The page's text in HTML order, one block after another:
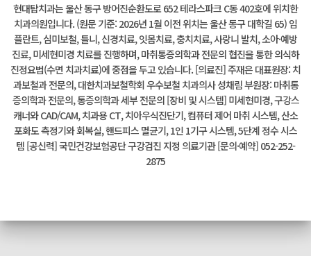
현대탑치과는 울산 동구 방어진순환도로 652 테라스파크 C동 402호에 위치한
치과의원입니다. (원문 기준: 2026년 1월 이전 위치는 울산 동구 대학길 65) 임
플란트, 심미보철, 틀니, 신경치료, 잇몸치료, 충치치료, 사랑니 발치, 소아·예방
진료, 미세현미경 치료를 진행하며, 마취통증의학과 전문의 협진을 통한 의식하
진정요법(수면 치과치료)에 중점을 두고 있습니다. [의료진] 주재은 대표원장: 치
과보철과 전문의, 대한치과보철학회 우수보철 치과의사 성채림 부원장: 마취통
증의학과 전문의, 통증의학과 세부 전문의 [장비 및 시스템] 미세현미경, 구강스
캐너와 CAD/CAM, 치과용 CT, 치아우식진단기, 컴퓨터 제어 마취 시스템, 산소
포화도 측정기와 회복실, 핸드피스 멸균기, 1인 1기구 시스템, 5단계 정수 시스
템 [공신력] 국민건강보험공단 구강검진 지정 의료기관 [문의·예약] 052-252-
2875